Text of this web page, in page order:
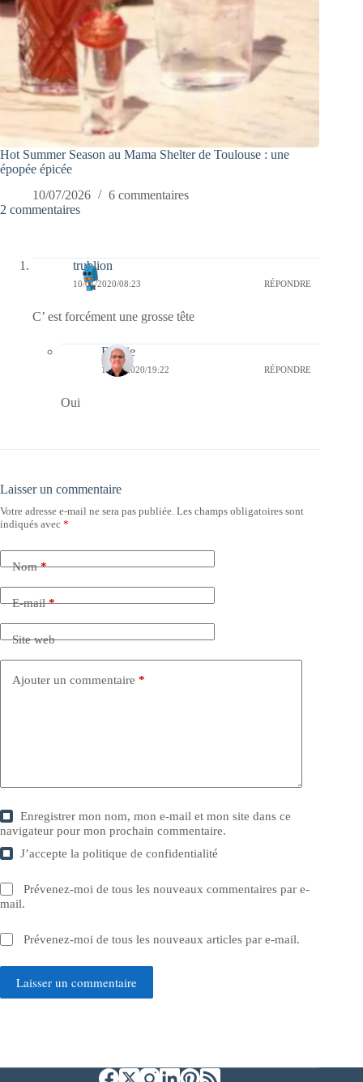
Hot Summer Season au Mama Shelter de Toulouse : une
épopée épicée
10/07/2026
6 commentaires
2 commentaires
trublion
10/01/2020/08:23 RÉPONDRE
C’ est forcément une grosse tête
Bernie
10/01/2020/19:22 RÉPONDRE
Oui
Laisser un commentaire
Votre adresse e-mail ne sera pas publiée. Les champs obligatoires sont
indiqués avec *
Nom*
E-mail*
Site web
Ajouter un commentaire *
Enregistrer mon nom, mon e-mail et mon site dans ce
navigateur pour mon prochain commentaire.
J’accepte lapolitique de confidentialité
Prévenez-moi de tous les nouveaux commentaires par e-
mail.
Prévenez-moi de tous les nouveaux articles par e-mail.
Laisser un commentaire